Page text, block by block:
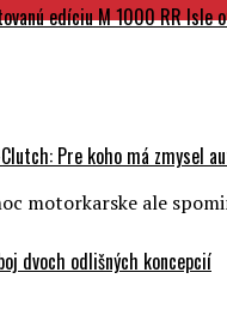
edíciu M 1000 RR Isle
Pre koho má zmysel
dvoch odlišných koncepcií
motorkarske ale